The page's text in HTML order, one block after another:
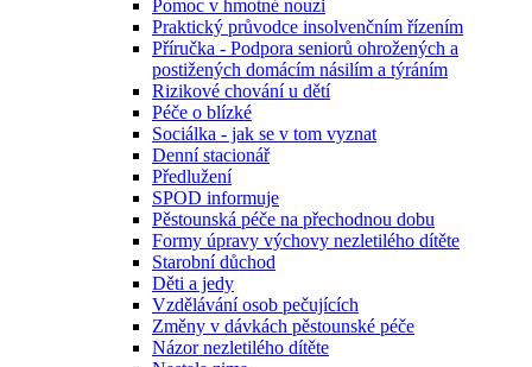
Pomoc v hmotné nouzi
Praktický průvodce insolvenčním řízením
Příručka - Podpora seniorů ohrožených a
postižených domácím násilím a týráním
Rizikové chování u dětí
Péče o blízké
Sociálka - jak se v tom vyznat
Denní stacionář
Předlužení
SPOD informuje
Pěstounská péče na přechodnou dobu
Formy úpravy výchovy nezletilého dítěte
Starobní důchod
Děti a jedy
Vzdělávání osob pečujících
Změny v dávkách pěstounské péče
Názor nezletilého dítěte